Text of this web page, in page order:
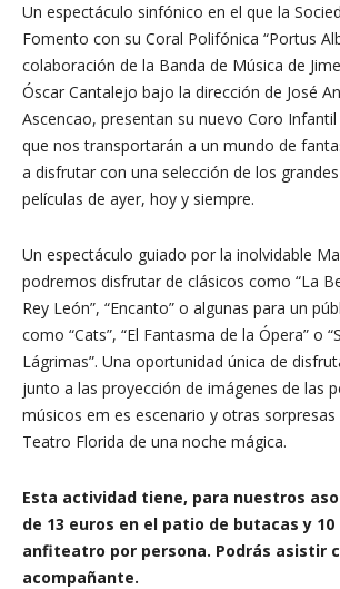
Un espectáculo sinfónico en el que la
Fomento con su Coral Polifónica “Portus
colaboración de la Banda de Música de
Óscar Cantalejo bajo la dirección de José
Ascencao, presentan su nuevo Coro Infantil
que nos transportarán a un mundo de
a disfrutar con una selección de los
películas de ayer, hoy y siempre.
Un espectáculo guiado por la inolvidable
podremos disfrutar de clásicos como “La
Rey León”, “Encanto” o algunas para un
como “Cats”, “El Fantasma de la Ópera” o
Lágrimas”. Una oportunidad única de
junto a las proyección de imágenes de las
músicos em es escenario y otras sorpresas
Teatro Florida de una noche mágica.
Esta actividad tiene, para nuestros
de 13 euros en el patio de butacas y 10
anfiteatro por persona. Podrás asistir
acompañante.